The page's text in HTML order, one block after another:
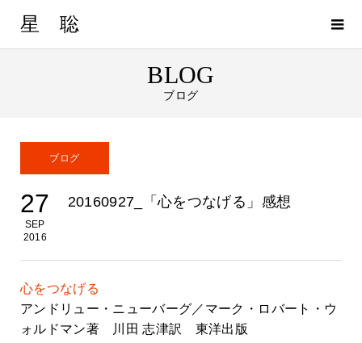
星 聡
BLOG
ブログ
ブログ
27
SEP
2016
20160927_「心をつなげる」感想
心をつなげる
アンドリュー・ニューバーグ／マーク・ロバート・ウ
ォルドマン著 川田 志津訳 東洋出版